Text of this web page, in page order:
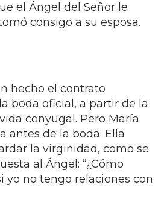
el Ángel del Señor le
consigo a su esposa.
hecho el contrato
boda oficial, a partir de la
conyugal. Pero María
antes de la boda. Ella
la virginidad, como se
al Ángel: “¿Cómo
yo no tengo relaciones con